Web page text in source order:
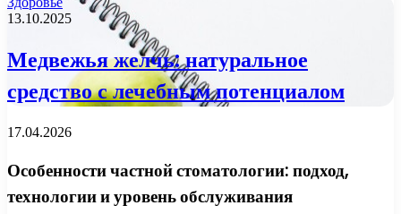
13.10.2025
Медвежья желчь: натуральное
средство с лечебным потенциалом
17.04.2026
Особенности частной стоматологии: подход,
технологии и уровень обслуживания